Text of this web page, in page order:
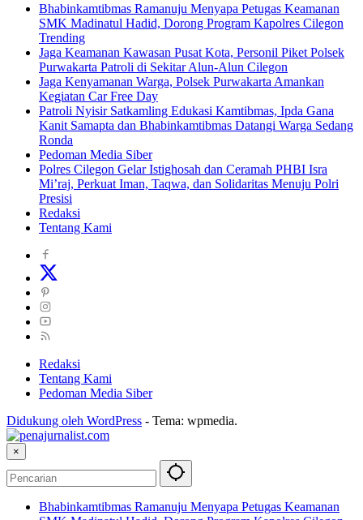
Bhabinkamtibmas Ramanuju Menyapa Petugas Keamanan
SMK Madinatul Hadid, Dorong Program Kapolres Cilegon
Trending
Jaga Keamanan Kawasan Pusat Kota, Personil Piket Polsek
Purwakarta Patroli di Sekitar Alun-Alun Cilegon
Jaga Kenyamanan Warga, Polsek Purwakarta Amankan
Kegiatan Car Free Day
Patroli Nyisir Satkamling Edukasi Kamtibmas, Ipda Gana
Kanit Samapta dan Bhabinkamtibmas Datangi Warga Sedang
Ronda
Pedoman Media Siber
Polres Cilegon Gelar Istighosah dan Ceramah PHBI Isra
Mi’raj, Perkuat Iman, Taqwa, dan Solidaritas Menuju Polri
Presisi
Redaksi
Tentang Kami
Redaksi
Tentang Kami
Pedoman Media Siber
Didukung oleh WordPress - Tema: wpmedia.
×
Bhabinkamtibmas Ramanuju Menyapa Petugas Keamanan